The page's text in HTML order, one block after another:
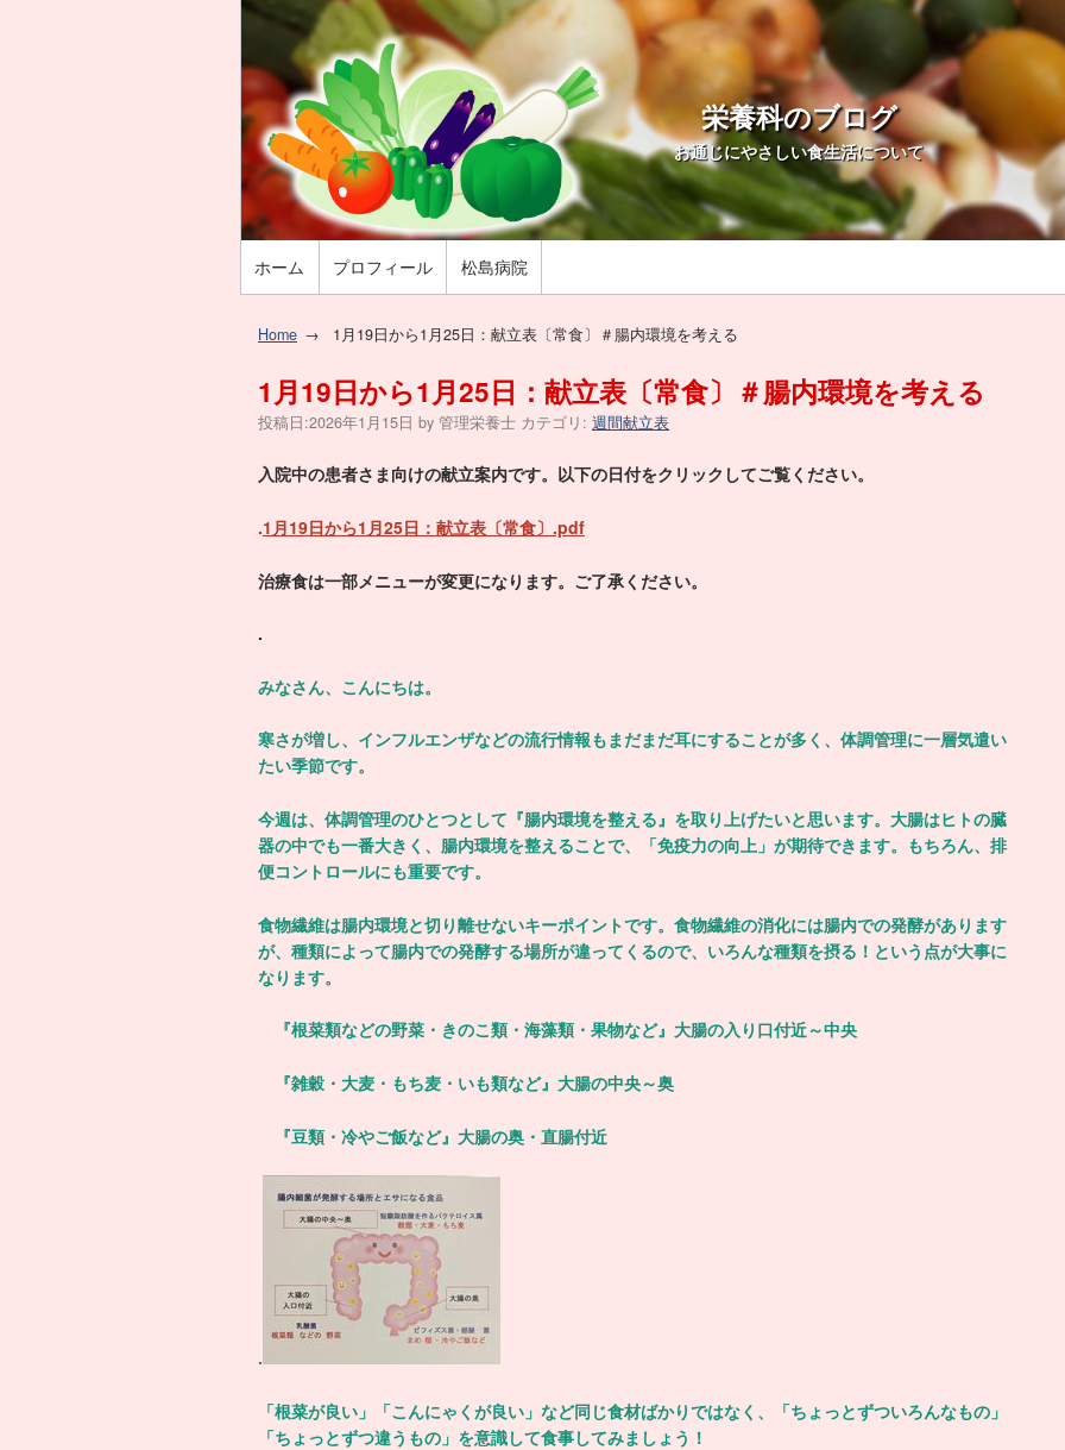
栄養科のブログ
お通じにやさしい食生活について
ホーム プロフィール 松島病院
Home 1月19日から1月25日：献立表〔常食〕＃腸内環境を考える
1月19日から1月25日：献立表〔常食〕＃腸内環境を考える
投稿日:2026年1月15日 by 管理栄養士 カテゴリ: 週間献立表
入院中の患者さま向けの献立案内です。以下の日付をクリックしてご覧ください。
.1月19日から1月25日：献立表〔常食〕.pdf
治療食は一部メニューが変更になります。ご了承ください。
.
みなさん、こんにちは。
寒さが増し、インフルエンザなどの流行情報もまだまだ耳にすることが多く、体調管理に一層気遣い
たい季節です。
今週は、体調管理のひとつとして『腸内環境を整える』を取り上げたいと思います。大腸はヒトの臓
器の中でも一番大きく、腸内環境を整えることで、「免疫力の向上」が期待できます。もちろん、排
便コントロールにも重要です。
食物繊維は腸内環境と切り離せないキーポイントです。食物繊維の消化には腸内での発酵があります
が、種類によって腸内での発酵する場所が違ってくるので、いろんな種類を摂る！という点が大事に
なります。
『根菜類などの野菜・きのこ類・海藻類・果物など』大腸の入り口付近～中央
『雑穀・大麦・もち麦・いも類など』大腸の中央～奥
『豆類・冷やご飯など』大腸の奥・直腸付近
.
「根菜が良い」「こんにゃくが良い」など同じ食材ばかりではなく、「ちょっとずついろんなもの」
「ちょっとずつ違うもの」を意識して食事してみましょう！